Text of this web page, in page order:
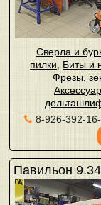
Сверла и
пилки
Биты и
Фрезы,
8-926-392-
Павильон 9.34